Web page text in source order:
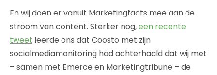
En wij doen er vanuit Marketingfacts mee aan de
stroom van content. Sterker nog,een recente
tweet leerde ons dat Coosto met zijn
socialmediamonitoring had achterhaald dat wij met
– samen met Emerce en Marketingtribune – de